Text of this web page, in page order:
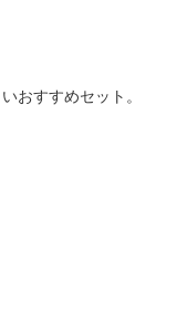
おすすめセット。